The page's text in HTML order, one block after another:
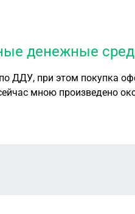
денежные
ДДУ, при этом покупка
мною произведено
права